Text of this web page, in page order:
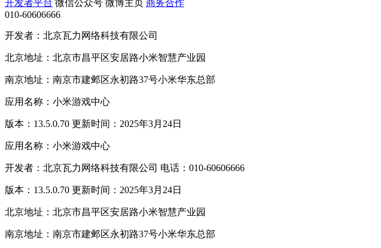
开发者平台 微信公众号 微博主页 商务合作
010-60606666
开发者：北京瓦力网络科技有限公司
北京地址：北京市昌平区安居路小米智慧产业园
南京地址：南京市建邺区永初路37号小米华东总部
应用名称：小米游戏中心
版本：13.5.0.70 更新时间：2025年3月24日
应用名称：小米游戏中心
开发者：北京瓦力网络科技有限公司 电话：010-60606666
版本：13.5.0.70 更新时间：2025年3月24日
北京地址：北京市昌平区安居路小米智慧产业园
南京地址：南京市建邺区永初路37号小米华东总部